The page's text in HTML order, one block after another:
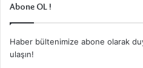
Abone OL !
Haber bültenimize abone olarak
ulaşın!